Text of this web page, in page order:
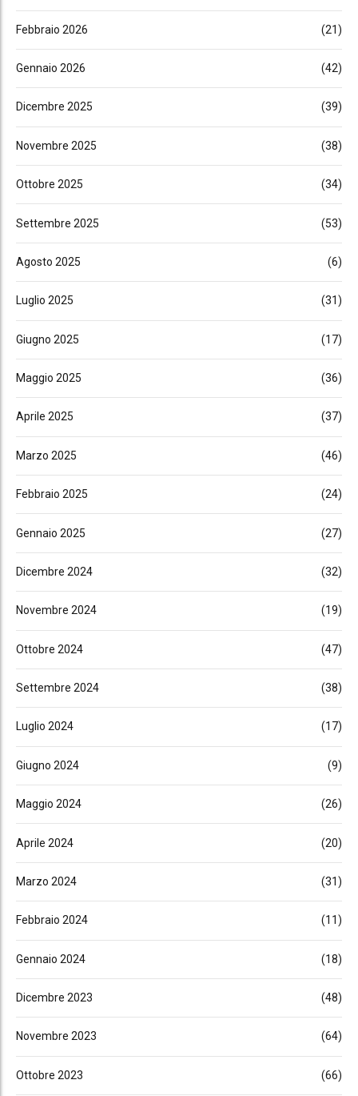
Febbraio 2026 (21)
Gennaio 2026 (42)
Dicembre 2025 (39)
Novembre 2025 (38)
Ottobre 2025 (34)
Settembre 2025 (53)
Agosto 2025 (6)
Luglio 2025 (31)
Giugno 2025 (17)
Maggio 2025 (36)
Aprile 2025 (37)
Marzo 2025 (46)
Febbraio 2025 (24)
Gennaio 2025 (27)
Dicembre 2024 (32)
Novembre 2024 (19)
Ottobre 2024 (47)
Settembre 2024 (38)
Luglio 2024 (17)
Giugno 2024 (9)
Maggio 2024 (26)
Aprile 2024 (20)
Marzo 2024 (31)
Febbraio 2024 (11)
Gennaio 2024 (18)
Dicembre 2023 (48)
Novembre 2023 (64)
Ottobre 2023 (66)